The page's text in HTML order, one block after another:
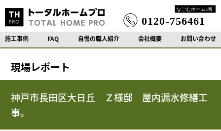
施工事例 FAQ 自慢の職人紹介 会社概要 お問い合わせ
現場レポート
神戸市長田区大日丘 Ｚ様邸 屋内漏水修繕工
事。